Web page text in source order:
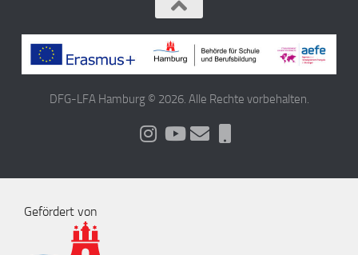
DFG-LFA Hamburg © 2026. Alle Rechte vorbehalten.
Gefördert von